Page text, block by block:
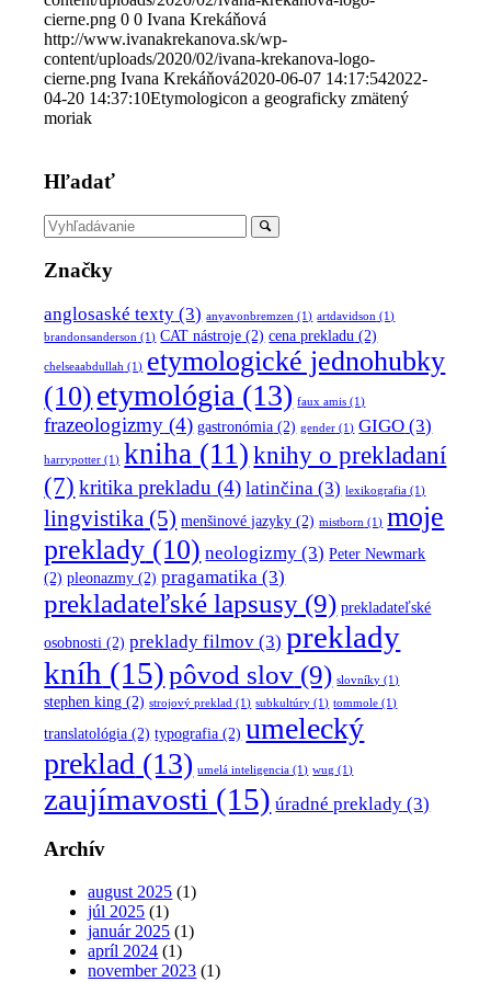
cierne.png 0 0 Ivana Krekáňová
http://www.ivanakrekanova.sk/wp-
content/uploads/2020/02/ivana-krekanova-logo-
cierne.png Ivana Krekáňová2020-06-07 14:17:542022-
04-20 14:37:10Etymologicon a geograficky zmätený
moriak
Hľadať
Značky
anglosaské texty (3) anyavonbremzen (1) artdavidson (1)
brandonsanderson (1) CAT nástroje (2) cena prekladu (2)
chelseaabdullah (1) etymologické jednohubky
(10) etymológia (13) faux amis (1)
frazeologizmy (4) gastronómia (2) gender (1) GIGO (3)
harrypotter (1) kniha (11) knihy o prekladaní
(7) kritika prekladu (4) latinčina (3) lexikografia (1)
lingvistika (5) menšinové jazyky (2) mistborn (1) moje
preklady (10) neologizmy (3) Peter Newmark
(2) pleonazmy (2) pragamatika (3)
prekladateľské lapsusy (9) prekladateľské
osobnosti (2) preklady filmov (3) preklady
kníh (15) pôvod slov (9) slovníky (1)
stephen king (2) strojový preklad (1) subkultúry (1) tommole (1)
translatológia (2) typografia (2) umelecký
preklad (13) umelá inteligencia (1) wug (1)
zaujímavosti (15) úradné preklady (3)
Archív
august 2025 (1)
júl 2025 (1)
január 2025 (1)
apríl 2024 (1)
november 2023 (1)